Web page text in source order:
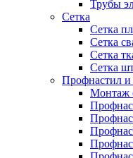
Трубы
Сетка
Сетка
Сетка
Сетка
Сетка
Профнастил и
Монтаж